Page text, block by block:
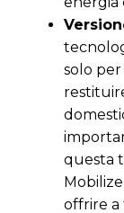
solo
questa
offrire a